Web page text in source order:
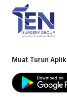
Muat Turun